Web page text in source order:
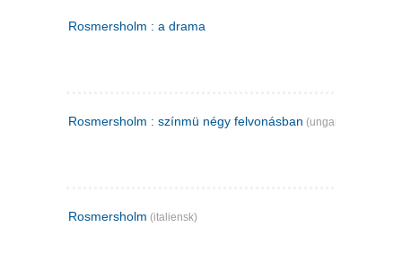
Rosmersholm : a drama
Rosmersholm : színmü négy felvonásban (ungarsk)
Rosmersholm (italiensk)